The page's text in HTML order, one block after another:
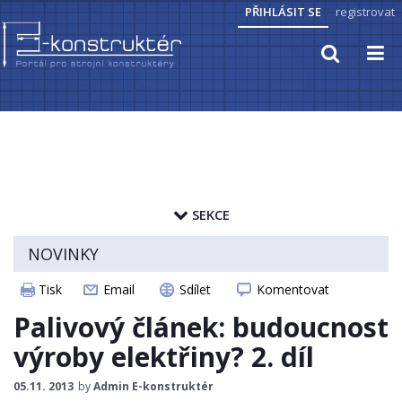
PŘIHLÁSIT SE registrovat
PŘEVODY JEDNOTEK
CAD MODELY
STROJNICKÉ TABULKY
SEKCE
ELEKTROPOHONY
SENZORIKA
ZAJÍMAVOSTI
NOVINKY
Tisk Email Sdílet Komentovat
Palivový článek: budoucnost
výroby elektřiny? 2. díl
05.11. 2013 byAdmin E-konstruktér